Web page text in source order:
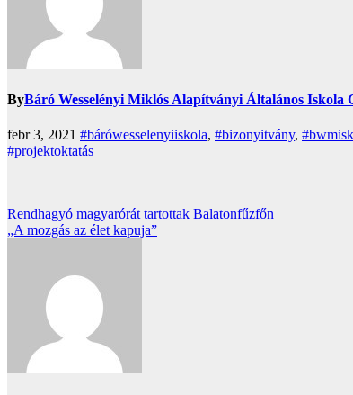
ByBáró Wesselényi Miklós Alapítványi Általános Iskola
febr 3, 2021 #bárówesselenyiiskola, #bizonyitvány,
#projektoktatás
Bejegyzés
navigáció
Rendhagyó magyarórát tartottak Balatonfűzfőn
„A mozgás az élet kapuja”